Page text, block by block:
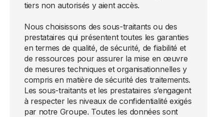
tiers non autorisés y aient accès.
Nous choisissons des sous-traitants ou des
prestataires qui présentent toutes les garanties
en termes de qualité, de sécurité, de fiabilité et
de ressources pour assurer la mise en œuvre
de mesures techniques et organisationnelles y
compris en matière de sécurité des traitements.
Les sous-traitants et les prestataires s’engagent
à respecter les niveaux de confidentialité exigés
par notre Groupe. Toutes les données sont